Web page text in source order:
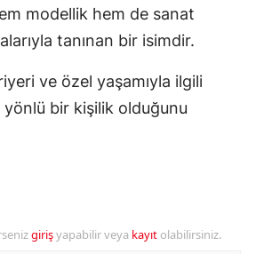
modellik hem de sanat
tanınan bir isimdir.
ve özel yaşamıyla ilgili
bir kişilik olduğunu
girişyapabilir veya kayıt olabilirsiniz.